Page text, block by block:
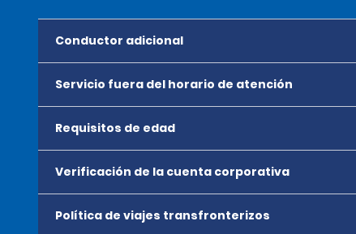
Conductor adicional
Servicio fuera del horario de atención
Requisitos de edad
Verificación de la cuenta corporativa
Política de viajes transfronterizos